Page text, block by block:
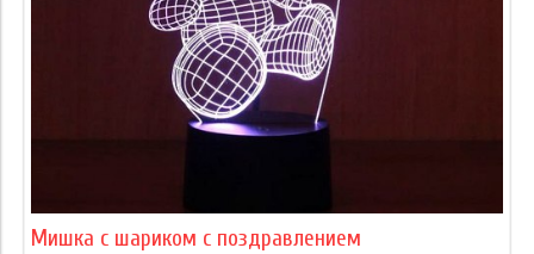
Мишка с шариком с поздравлением